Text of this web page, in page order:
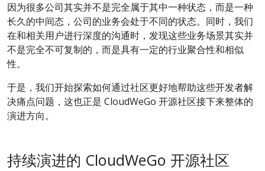
因为很多公司其实并不是完全属于其中一种状态，而是一种
长久的中间态，公司的业务会处于不同的状态。同时，我们
在和相关用户进行深度的沟通时，发现这些业务场景其实并
不是完全不可复制的，而是具有一定的行业聚合性和相似
性。
于是，我们开始探索如何通过社区更好地帮助这些开发者解
决痛点问题，这也正是 CloudWeGo 开源社区接下来整体的
演进方向。
持续演进的 CloudWeGo 开源社区